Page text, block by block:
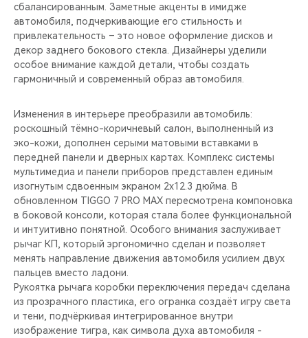
сбалансированным. Заметные акценты в имидже
автомобиля, подчеркивающие его стильность и
привлекательность – это новое оформление дисков и
декор заднего бокового стекла. Дизайнеры уделили
особое внимание каждой детали, чтобы создать
гармоничный и современный образ автомобиля.
Изменения в интерьере преобразили автомобиль:
роскошный тёмно-коричневый салон, выполненный из
эко-кожи, дополнен серыми матовыми вставками в
передней панели и дверных картах. Комплекс системы
мультимедиа и панели приборов представлен единым
изогнутым сдвоенным экраном 2x12.3 дюйма. В
обновленном TIGGO 7 PRO MAX пересмотрена компоновка
в боковой консоли, которая стала более функциональной
и интуитивно понятной. Особого внимания заслуживает
рычаг КП, который эргономично сделан и позволяет
менять направление движения автомобиля усилием двух
пальцев вместо ладони.
Рукоятка рычага коробки переключения передач сделана
из прозрачного пластика, его огранка создаёт игру света
и тени, подчёркивая интегрированное внутри
изображение тигра, как символа духа автомобиля -